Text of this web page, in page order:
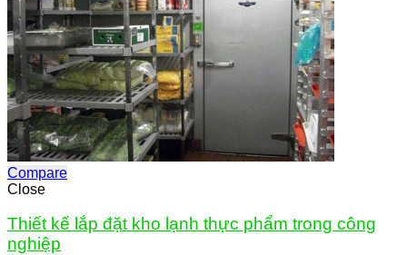
Compare
Close
Thiết kế lắp đặt kho lạnh thực phẩm trong công
nghiệp